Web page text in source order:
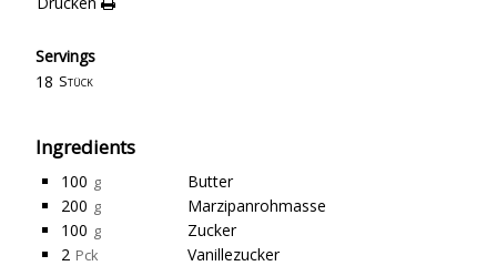
Servings
18 Stück
Ingredients
100 g
Butter
200 g
Marzipanrohmasse
100 g
Zucker
2 Pck
Vanillezucker